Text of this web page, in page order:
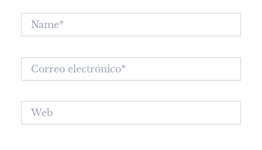
Name*
Correo
electrónico*
Web